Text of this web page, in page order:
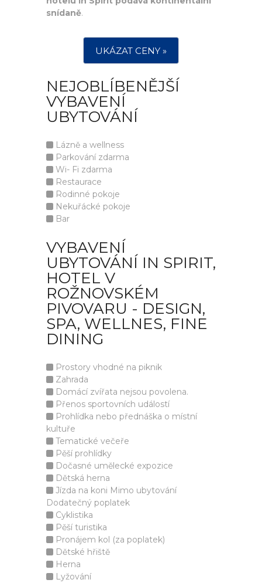
snídaně.
UKÁZAT CENY »
NEJOBLÍBENĚJŠÍ
VYBAVENÍ
UBYTOVÁNÍ
Lázně a wellness
Parkování zdarma
Wi- Fi zdarma
Restaurace
Rodinné pokoje
Nekuřácké pokoje
Bar
VYBAVENÍ
UBYTOVÁNÍ IN SPIRIT,
HOTEL V
ROŽNOVSKÉM
PIVOVARU - DESIGN,
SPA, WELLNES, FINE
DINING
Prostory vhodné na piknik
Zahrada
Domácí zvířata nejsou povolena.
Přenos sportovních událostí
Prohlídka nebo přednáška o místní
kultuře
Tematické večeře
Pěší prohlídky
Dočasné umělecké expozice
Dětská herna
Jízda na koni Mimo ubytování
Dodatečný poplatek
Cyklistika
Pěší turistika
Pronájem kol (za poplatek)
Dětské hřiště
Herna
Lyžování